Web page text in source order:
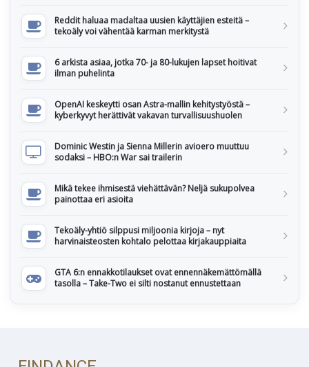
Reddit haluaa madaltaa uusien käyttäjien esteitä –
tekoäly voi vähentää karman merkitystä
6 arkista asiaa, jotka 70- ja 80-lukujen lapset hoitivat
ilman puhelinta
OpenAI keskeytti osan Astra-mallin kehitystyöstä –
kyberkyvyt herättivät vakavan turvallisuushuolen
Dominic Westin ja Sienna Millerin avioero muuttuu
sodaksi – HBO:n War sai trailerin
Mikä tekee ihmisestä viehättävän? Neljä sukupolvea
painottaa eri asioita
Tekoäly-yhtiö silppusi miljoonia kirjoja – nyt
harvinaisteosten kohtalo pelottaa kirjakauppiaita
GTA 6:n ennakkotilaukset ovat ennennäkemättömällä
tasolla – Take-Two ei silti nostanut ennustettaan